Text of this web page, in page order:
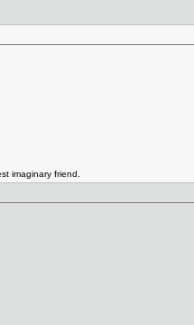
imaginary friend.